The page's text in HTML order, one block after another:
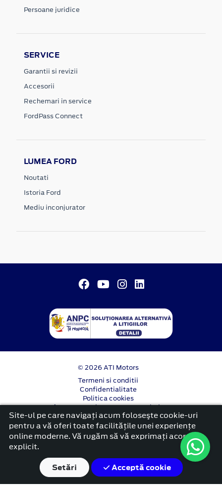
Persoane juridice
SERVICE
Garantii si revizii
Accesorii
Rechemari in service
FordPass Connect
LUMEA FORD
Noutati
Istoria Ford
Mediu inconjurator
© 2026 ATI Motors
Termeni si conditii
Confidentialitate
Politica cookies
Anunț începere proiect ”PNRR. Fonduri pentru
România modernă și reformată”.
platformă dezvoltată de Workleto
Site-ul pe care navigați acum foloseşte cookie-uri
pentru a vă oferi toate facilitățile unei experiențe
online moderne. Vă rugăm să vă exprimați acordul
explicit.
Setări
Acceptă cookie